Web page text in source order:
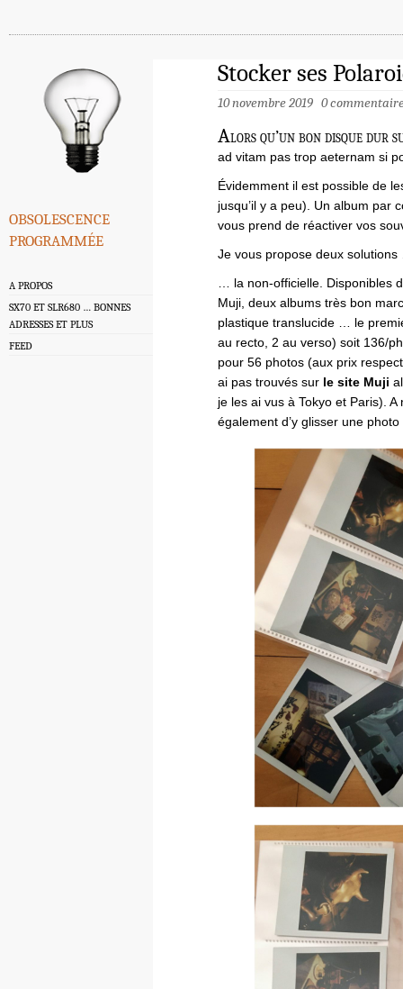
obsolescence
programmée
A PROPOS
SX70 ET SLR680 … BONNES
ADRESSES ET PLUS
FEED
Stocker ses
10 novembre 2019 0
Alors qu’un bon disque dur
ad vitam pas trop aeternam si
Évidemment il est possible de
jusqu’il y a peu). Un album par
vous prend de réactiver vos
Je vous propose deux
… la non-officielle. Disponibles
Muji, deux albums très bon
plastique translucide … le
au recto, 2 au verso) soit 136/
pour 56 photos (aux prix
ai pas trouvés sur le site Muji
je les ai vus à Tokyo et Paris).
également d’y glisser une